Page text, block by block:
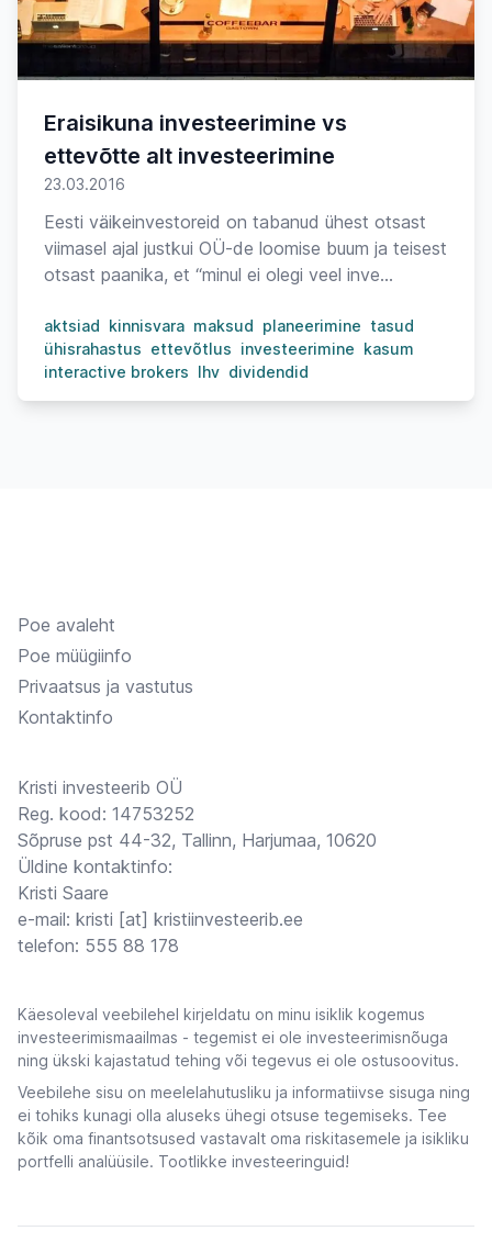
Eraisikuna investeerimine vs
ettevõtte alt investeerimine
23.03.2016
Eesti väikeinvestoreid on tabanud ühest otsast
viimasel ajal justkui OÜ-de loomise buum ja teisest
otsast paanika, et “minul ei olegi veel inve...
aktsiad kinnisvara maksud planeerimine tasud
ühisrahastus ettevõtlus investeerimine kasum
interactive brokers lhv dividendid
Poe avaleht
Poe müügiinfo
Privaatsus ja vastutus
Kontaktinfo
Kristi investeerib OÜ
Reg. kood: 14753252
Sõpruse pst 44-32, Tallinn, Harjumaa, 10620
Üldine kontaktinfo:
Kristi Saare
e-mail: kristi [at] kristiinvesteerib.ee
telefon: 555 88 178
Käesoleval veebilehel kirjeldatu on minu isiklik kogemus
investeerimismaailmas - tegemist ei ole investeerimisnõuga
ning ükski kajastatud tehing või tegevus ei ole ostusoovitus.
Veebilehe sisu on meelelahutusliku ja informatiivse sisuga ning
ei tohiks kunagi olla aluseks ühegi otsuse tegemiseks. Tee
kõik oma finantsotsused vastavalt oma riskitasemele ja isikliku
portfelli analüüsile. Tootlikke investeeringuid!